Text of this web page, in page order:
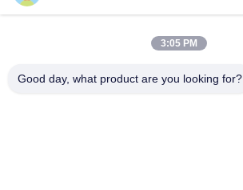
Sacs filtrants pour
l'aramide
3:05 PM
Good day, what product are you looking for?